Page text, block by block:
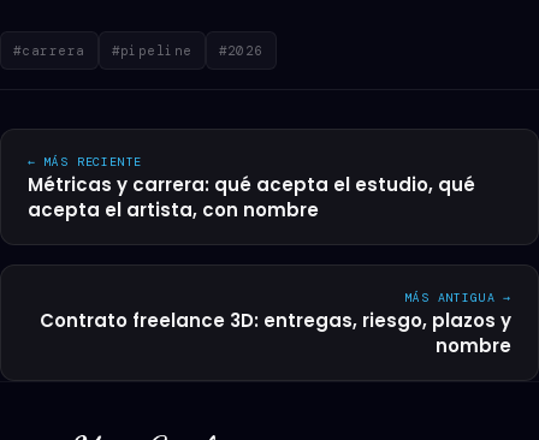
#carrera #pipeline #2026
← MÁS RECIENTE
Métricas y carrera: qué acepta el estudio, qué
acepta el artista, con nombre
MÁS ANTIGUA →
Contrato freelance 3D: entregas, riesgo, plazos y
nombre